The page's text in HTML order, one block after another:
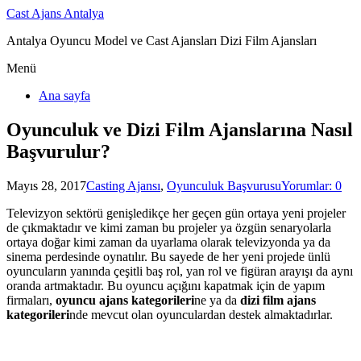
Cast Ajans Antalya
Antalya Oyuncu Model ve Cast Ajansları Dizi Film Ajansları
Menü
Ana sayfa
Oyunculuk ve Dizi Film Ajanslarına Nasıl
Başvurulur?
Mayıs 28, 2017Casting Ajansı, Oyunculuk BaşvurusuYorumlar: 0
Televizyon sektörü genişledikçe her geçen gün ortaya yeni projeler
de çıkmaktadır ve kimi zaman bu projeler ya özgün senaryolarla
ortaya doğar kimi zaman da uyarlama olarak televizyonda ya da
sinema perdesinde oynatılır. Bu sayede de her yeni projede ünlü
oyuncuların yanında çeşitli baş rol, yan rol ve figüran arayışı da aynı
oranda artmaktadır. Bu oyuncu açığını kapatmak için de yapım
firmaları, oyuncu ajans kategorilerine ya da dizi film ajans
kategorilerinde mevcut olan oyunculardan destek almaktadırlar.